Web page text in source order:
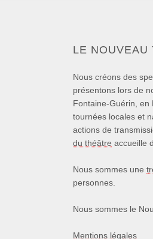
LE NOUVEAU
Nous créons des
présentons lors de
Fontaine-Guérin, en
tournées locales et
actions de
du théâtre accueille
Nous sommes une
personnes.
Nous sommes le
Mentions légales